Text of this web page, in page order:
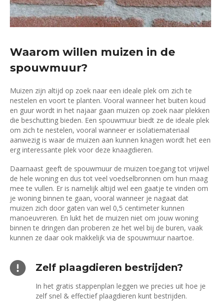
Waarom willen muizen in de
spouwmuur?
Muizen zijn altijd op zoek naar een ideale plek om zich te
nestelen en voort te planten. Vooral wanneer het buiten koud
en guur wordt in het najaar gaan muizen op zoek naar plekken
die beschutting bieden. Een spouwmuur biedt ze de ideale plek
om zich te nestelen, vooral wanneer er isolatiemateriaal
aanwezig is waar de muizen aan kunnen knagen wordt het een
erg interessante plek voor deze knaagdieren.
Daarnaast geeft de spouwmuur de muizen toegang tot vrijwel
de hele woning en dus tot veel voedselbronnen om hun maag
mee te vullen. Er is namelijk altijd wel een gaatje te vinden om
je woning binnen te gaan, vooral wanneer je nagaat dat
muizen zich door gaten van wel 0,5 centimeter kunnen
manoeuvreren. En lukt het de muizen niet om jouw woning
binnen te dringen dan proberen ze het wel bij de buren, vaak
kunnen ze daar ook makkelijk via de spouwmuur naartoe.
Zelf plaagdieren bestrijden?
In het gratis stappenplan leggen we precies uit hoe je
zelf snel & effectief plaagdieren kunt bestrijden.